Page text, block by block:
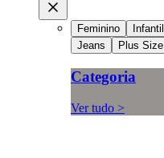
Feminino Infantil
Jeans
Plus Size
Categoria
Ver tudo >